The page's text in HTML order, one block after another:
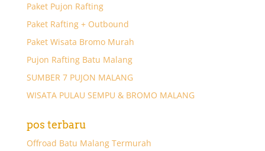
Paket Pujon Rafting
Paket Rafting + Outbound
Paket Wisata Bromo Murah
Pujon Rafting Batu Malang
SUMBER 7 PUJON MALANG
WISATA PULAU SEMPU & BROMO MALANG
pos terbaru
Offroad Batu Malang Termurah